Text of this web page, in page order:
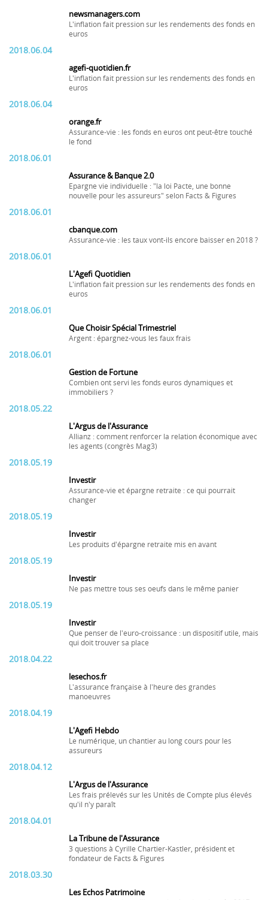
newsmanagers.com
L'inflation fait pression sur les rendements des fonds en
euros
2018.06.04
agefi-quotidien.fr
L'inflation fait pression sur les rendements des fonds en
euros
2018.06.04
orange.fr
Assurance-vie : les fonds en euros ont peut-être touché
le fond
2018.06.01
Assurance & Banque 2.0
Epargne vie individuelle : "la loi Pacte, une bonne
nouvelle pour les assureurs" selon Facts & Figures
2018.06.01
cbanque.com
Assurance-vie : les taux vont-ils encore baisser en 2018 ?
2018.06.01
L'Agefi Quotidien
L'inflation fait pression sur les rendements des fonds en
euros
2018.06.01
Que Choisir Spécial Trimestriel
Argent : épargnez-vous les faux frais
2018.06.01
Gestion de Fortune
Combien ont servi les fonds euros dynamiques et
immobiliers ?
2018.05.22
L'Argus de l'Assurance
Allianz : comment renforcer la relation économique avec
les agents (congrès Mag3)
2018.05.19
Investir
Assurance-vie et épargne retraite : ce qui pourrait
changer
2018.05.19
Investir
Les produits d'épargne retraite mis en avant
2018.05.19
Investir
Ne pas mettre tous ses oeufs dans le même panier
2018.05.19
Investir
Que penser de l'euro-croissance : un dispositif utile, mais
qui doit trouver sa place
2018.04.22
lesechos.fr
L'assurance française à l'heure des grandes
manoeuvres
2018.04.19
L'Agefi Hebdo
Le numérique, un chantier au long cours pour les
assureurs
2018.04.12
L'Argus de l'Assurance
Les frais prélevés sur les Unités de Compte plus élevés
qu'il n'y paraît
2018.04.01
La Tribune de l'Assurance
3 questions à Cyrille Chartier-Kastler, président et
fondateur de Facts & Figures
2018.03.30
Les Echos Patrimoine